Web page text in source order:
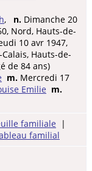
, n. Dimanche 20
Nord, Hauts-de-
10 avr 1947,
Hauts-de-
de 84 ans)
m. Mercredi 17
Emilie m.
familiale |
familial